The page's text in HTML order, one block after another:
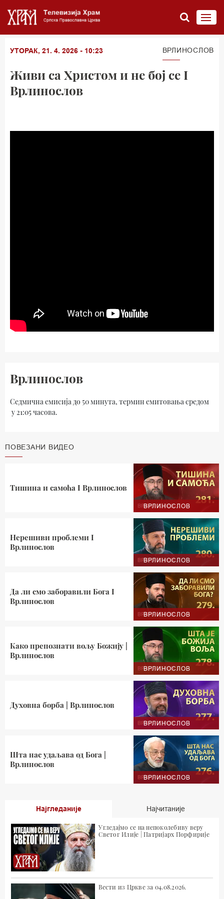
УТОРАК, 21. 4. 2026 - 10:23 ВРЛИНОСЛОВ
Живи са Христом и не бој се I
Врлинослов
Врлинослов
Седмична емисија до 50 минута, термин емитовања средом
у 21:05 часова.
ПОВЕЗАНИ ВИДЕО
ВРЛИНОСЛОВ
Тишина и самоћа I Врлинослов
ВРЛИНОСЛОВ
Нерешиви проблеми I
Врлинослов
ВРЛИНОСЛОВ
Да ли смо заборавили Бога I
Врлинослов
ВРЛИНОСЛОВ
Како препознати вољу Божију |
Врлинослов
ВРЛИНОСЛОВ
Духовна борба | Врлинослов
ВРЛИНОСЛОВ
Шта нас удаљава од Бога |
Врлинослов
Најгледаније Најчитаније
Угледајмо се на непоколебиву веру
Светог Илије | Патријарх Порфирије
Вести из Цркве за 04.08.2026.